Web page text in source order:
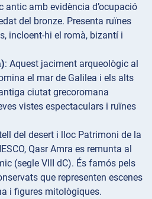
antic amb evidència d’ocupació
del bronze. Presenta ruïnes
incloent-hi el romà, bizantí i
: Aquest jaciment arqueològic al
el mar de Galilea i els alts
ciutat grecoromana
vistes espectaculars i ruïnes
del desert i lloc Patrimoni de la
Qasr Amra es remunta al
(segle VIII dC). És famós pels
que representen escenes
i figures mitològiques.